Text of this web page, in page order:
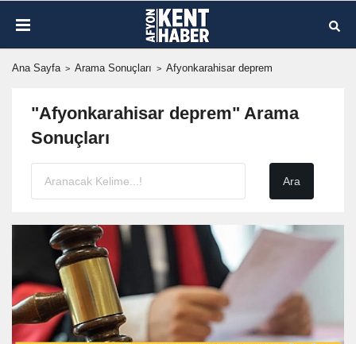
Ana Sayfa Arama Sonuçları Afyonkarahisar deprem
"Afyonkarahisar deprem" Arama
Sonuçları